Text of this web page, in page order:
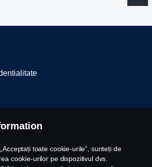
toate cookie-urile”, sunteți de
cookie-urilor pe dispozitivul dvs.